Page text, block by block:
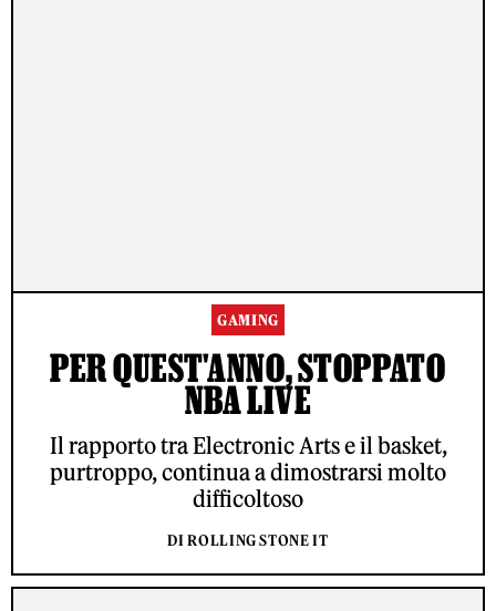
GAMING
PER QUEST'ANNO, STOPPATO
NBA LIVE
Il rapporto tra Electronic Arts e il basket,
purtroppo, continua a dimostrarsi molto
difficoltoso
DI ROLLING STONE IT